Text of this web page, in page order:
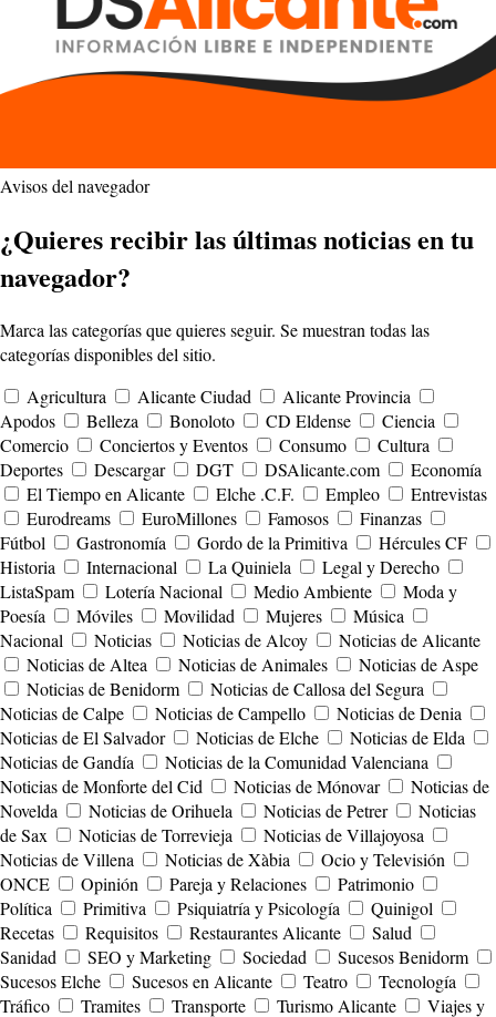
Avisos del navegador
¿Quieres recibir las últimas noticias en tu
navegador?
Marca las categorías que quieres seguir. Se muestran todas las
categorías disponibles del sitio.
Agricultura
Alicante Ciudad
Alicante Provincia
Apodos
Belleza Bonoloto CD Eldense
Ciencia
Comercio
Conciertos y Eventos Consumo
Cultura
Deportes
Descargar DGT DSAlicante.com
Economía
El Tiempo en Alicante
Elche .C.F. Empleo
Entrevistas
Eurodreams
EuroMillones Famosos
Finanzas
Fútbol
Gastronomía Gordo de la Primitiva
Hércules CF
Historia
Internacional La Quiniela
Legal y Derecho
ListaSpam
Lotería Nacional Medio Ambiente
Moda y
Poesía
Móviles Movilidad Mujeres
Música
Nacional
Noticias Noticias de Alcoy
Noticias de Alicante
Noticias de Altea
Noticias de Animales
Noticias de Aspe
Noticias de Benidorm
Noticias de Callosa del Segura
Noticias de Calpe
Noticias de Campello
Noticias de Denia
Noticias de El Salvador
Noticias de Elche
Noticias de Elda
Noticias de Gandía
Noticias de la Comunidad Valenciana
Noticias de Monforte del Cid
Noticias de Mónovar
Noticias de
Novelda
Noticias de Orihuela Noticias de Petrer
Noticias
de Sax
Noticias de Torrevieja
Noticias de Villajoyosa
Noticias de Villena
Noticias de Xàbia
Ocio y Televisión
ONCE
Opinión Pareja y Relaciones
Patrimonio
Política
Primitiva Psiquiatría y Psicología
Quinigol
Recetas
Requisitos Restaurantes Alicante
Salud
Sanidad
SEO y Marketing Sociedad
Sucesos Benidorm
Sucesos Elche
Sucesos en Alicante Teatro
Tecnología
Tráfico
Tramites Transporte Turismo Alicante Viajes y